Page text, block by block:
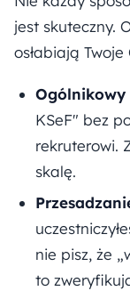
jest skuteczny.
osłabiają
Ogólnikowy
KSeF" bez
rekruterowi.
skalę.
nie pisz, że
to